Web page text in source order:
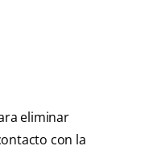
eliminar
con la